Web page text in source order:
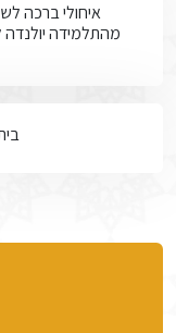
איחולי ברכה
מהתלמידה יולנדה